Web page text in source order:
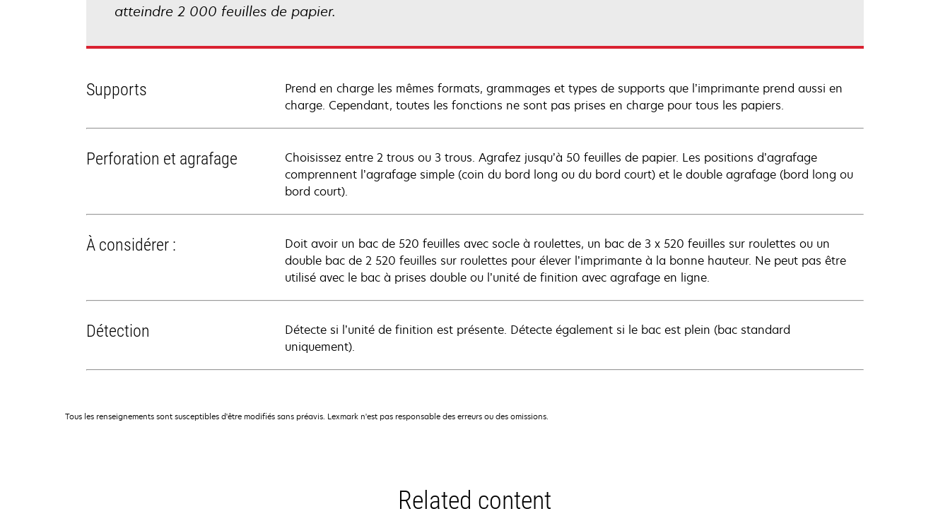
atteindre 2 000 feuilles de papier.
Supports
Prend en charge les mêmes formats, grammages et types de supports que l’imprimante prend aussi en
charge. Cependant, toutes les fonctions ne sont pas prises en charge pour tous les papiers.
Perforation et agrafage
Choisissez entre 2 trous ou 3 trous. Agrafez jusqu’à 50 feuilles de papier. Les positions d’agrafage
comprennent l’agrafage simple (coin du bord long ou du bord court) et le double agrafage (bord long ou
bord court).
À considérer :
Doit avoir un bac de 520 feuilles avec socle à roulettes, un bac de 3 x 520 feuilles sur roulettes ou un
double bac de 2 520 feuilles sur roulettes pour élever l’imprimante à la bonne hauteur. Ne peut pas être
utilisé avec le bac à prises double ou l’unité de finition avec agrafage en ligne.
Détection
Détecte si l’unité de finition est présente. Détecte également si le bac est plein (bac standard
uniquement).
Tous les renseignements sont susceptibles d'être modifiés sans préavis. Lexmark n'est pas responsable des erreurs ou des omissions.
Related content